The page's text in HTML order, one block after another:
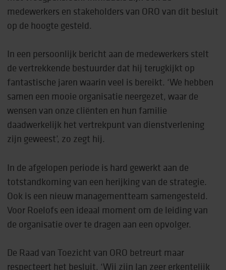
medewerkers en stakeholders van ORO van dit besluit
op de hoogte gesteld.
In een persoonlijk bericht aan de medewerkers stelt
de vertrekkende bestuurder dat hij terugkijkt op
fantastische jaren waarin veel is bereikt. ‘We hebben
samen een mooie organisatie neergezet, waar de
wensen van onze cliënten en hun familie
daadwerkelijk het vertrekpunt van dienstverlening
zijn geweest’, zo zegt hij.
In de afgelopen periode is hard gewerkt aan de
totstandkoming van een herijking van de strategie.
Ook is een nieuw managementteam samengesteld.
Voor Roelofs een ideaal moment om de leiding van
de organisatie over te dragen aan een opvolger.
De Raad van Toezicht van ORO betreurt maar
respecteert het besluit. ‘Wij zijn Jan zeer erkentelijk